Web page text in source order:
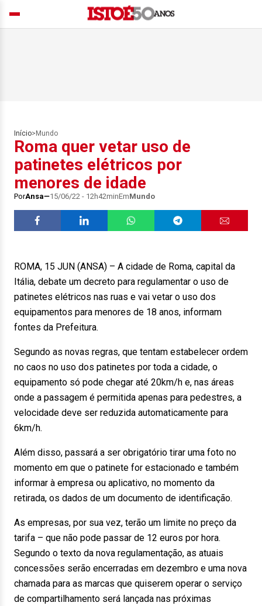
Início> Mundo
Roma quer vetar uso de
patinetes elétricos por
menores de idade
PorAnsa 15/06/22 - 12h42minEmMundo
ROMA, 15 JUN (ANSA) – A cidade de Roma, capital da
Itália, debate um decreto para regulamentar o uso de
patinetes elétricos nas ruas e vai vetar o uso dos
equipamentos para menores de 18 anos, informam
fontes da Prefeitura.
Segundo as novas regras, que tentam estabelecer ordem
no caos no uso dos patinetes por toda a cidade, o
equipamento só pode chegar até 20km/h e, nas áreas
onde a passagem é permitida apenas para pedestres, a
velocidade deve ser reduzida automaticamente para
6km/h.
Além disso, passará a ser obrigatório tirar uma foto no
momento em que o patinete for estacionado e também
informar à empresa ou aplicativo, no momento da
retirada, os dados de um documento de identificação.
As empresas, por sua vez, terão um limite no preço da
tarifa – que não pode passar de 12 euros por hora.
Segundo o texto da nova regulamentação, as atuais
concessões serão encerradas em dezembro e uma nova
chamada para as marcas que quiserem operar o serviço
de compartilhamento será lançada nas próximas